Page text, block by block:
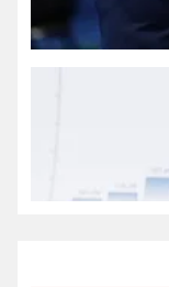
صدای رئیس‌جمهوری